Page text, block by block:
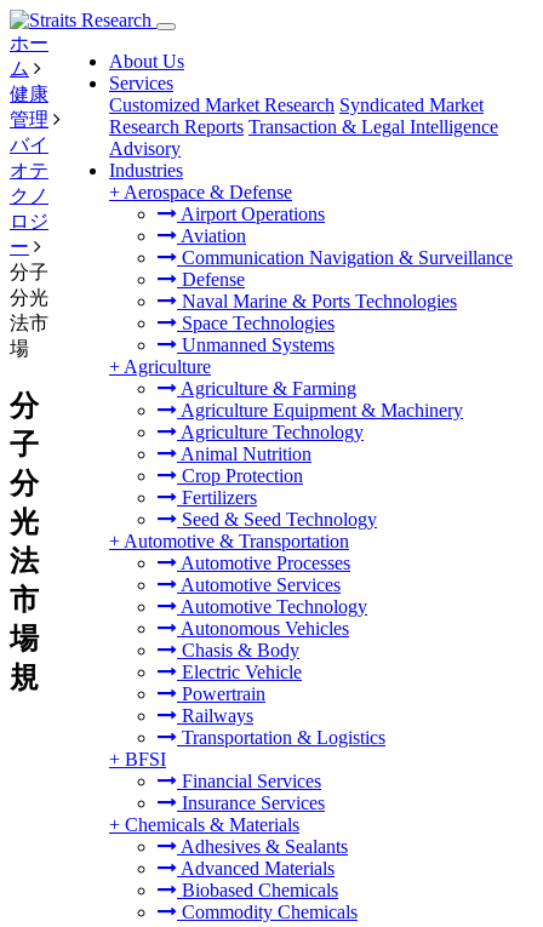
About Us
Services
Customized Market Research Syndicated Market
Research Reports Transaction & Legal Intelligence
Advisory
Industries
+ Aerospace & Defense
Airport Operations
Aviation
Communication Navigation & Surveillance
Defense
Naval Marine & Ports Technologies
Space Technologies
Unmanned Systems
+ Agriculture
Agriculture & Farming
Agriculture Equipment & Machinery
Agriculture Technology
Animal Nutrition
Crop Protection
Fertilizers
Seed & Seed Technology
+ Automotive & Transportation
Automotive Processes
Automotive Services
Automotive Technology
Autonomous Vehicles
Chasis & Body
Electric Vehicle
Powertrain
Railways
Transportation & Logistics
+ BFSI
Financial Services
Insurance Services
+ Chemicals & Materials
Adhesives & Sealants
Advanced Materials
Biobased Chemicals
Commodity Chemicals
ホー
ム
健康
管理
バイ
オテ
クノ
ロジ
ー
分子
分光
法市
場
分
子
分
光
法
市
場
規